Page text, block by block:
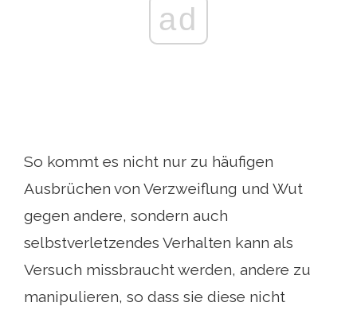
ad
So kommt es nicht nur zu häufigen
Ausbrüchen von Verzweiflung und Wut
gegen andere, sondern auch
selbstverletzendes Verhalten kann als
Versuch missbraucht werden, andere zu
manipulieren, so dass sie diese nicht